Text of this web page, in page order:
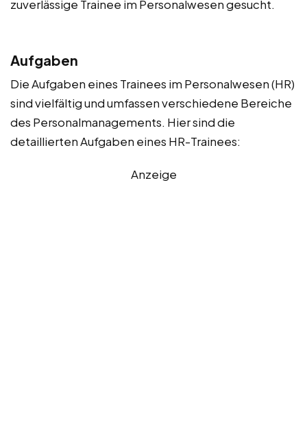
zuverlässige Trainee im Personalwesen gesucht.
Aufgaben
Die Aufgaben eines Trainees im Personalwesen (HR)
sind vielfältig und umfassen verschiedene Bereiche
des Personalmanagements. Hier sind die
detaillierten Aufgaben eines HR-Trainees:
Anzeige